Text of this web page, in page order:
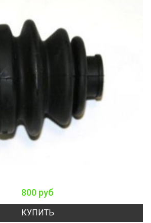
800 руб
КУПИТЬ